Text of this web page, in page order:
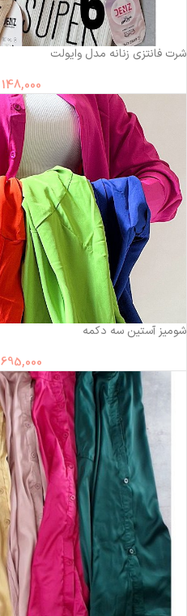
شرت فانتزی زنانه مدل وایولت
148,000
شومیز آستین سه دکمه
695,000
-19%